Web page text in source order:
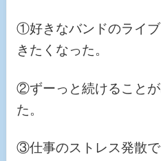
①好きなバンドのライ
きたくなった。
②ずーっと続けること
た。
③仕事のストレス発散